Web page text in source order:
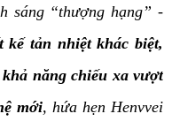
sáng “thượng hạng” -
kế tản nhiệt khác biệt,
năng chiếu xa vượt
mới, hứa hẹn Henvvei